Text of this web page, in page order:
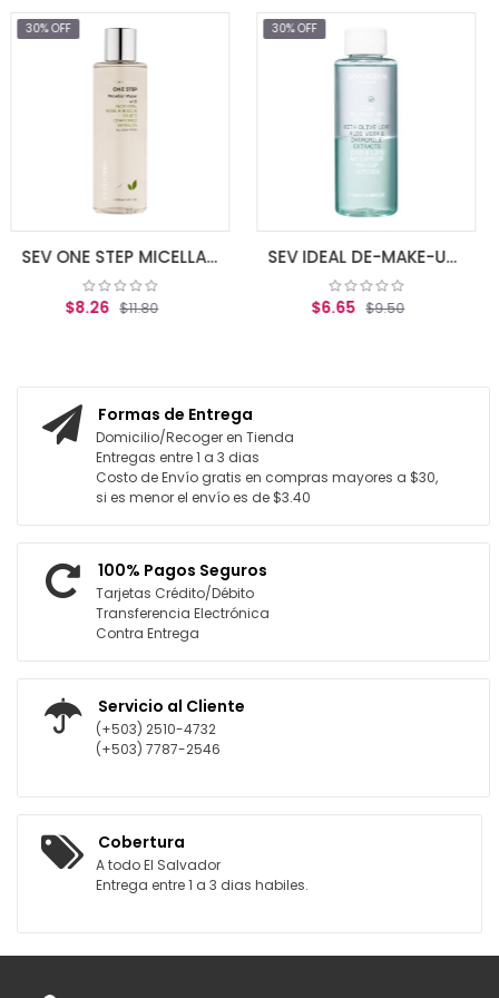
SEV ONE STEP MICELLAR WATER 200 ML
30% OFF
SEV IDEAL DE-MAKE-UP MICELLAR 100 ML
30% OFF
Formas de Entrega
Domicilio/Recoger en Tienda
Entregas entre 1 a 3 dias
Costo de Envío gratis en compras mayores a $30,
si es menor el envío es de $3.40
100% Pagos Seguros
Tarjetas Crédito/Débito
Transferencia Electrónica
Contra Entrega
Servicio al Cliente
(+503) 2510-4732
(+503) 7787-2546
Cobertura
A todo El Salvador
Entrega entre 1 a 3 dias habiles.